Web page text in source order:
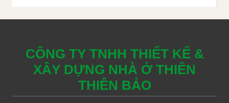
CÔNG TY TNHH THIẾT KẾ &
XÂY DỰNG NHÀ Ở THIÊN
THIÊN BẢO